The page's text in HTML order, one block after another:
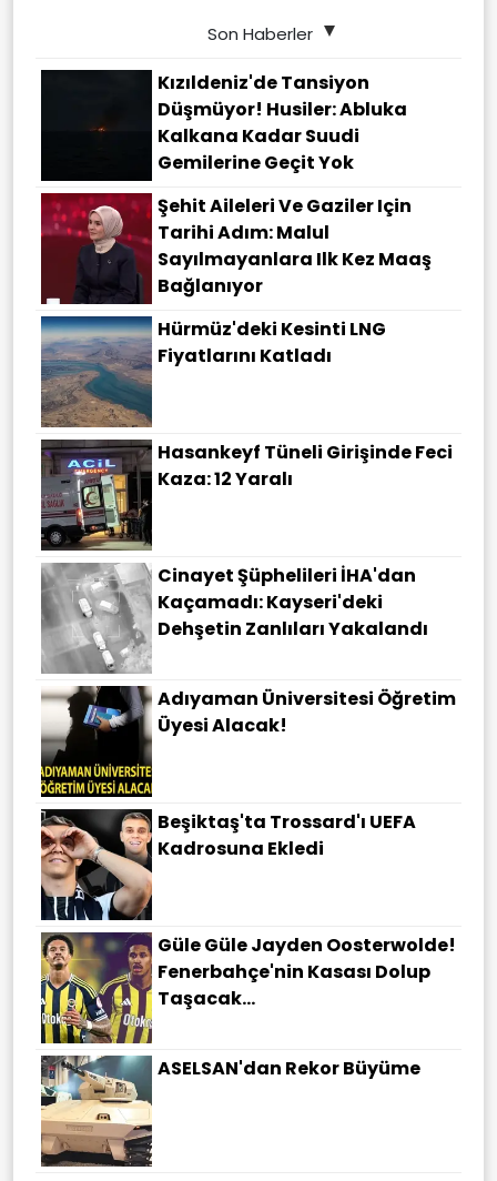
Son Haberler
Kızıldeniz'de Tansiyon
Düşmüyor! Husiler: Abluka
Kalkana Kadar Suudi
Gemilerine Geçit Yok
Şehit Aileleri Ve Gaziler Için
Tarihi Adım: Malul
Sayılmayanlara Ilk Kez Maaş
Bağlanıyor
Hürmüz'deki Kesinti LNG
Fiyatlarını Katladı
Hasankeyf Tüneli Girişinde Feci
Kaza: 12 Yaralı
Cinayet Şüphelileri İHA'dan
Kaçamadı: Kayseri'deki
Dehşetin Zanlıları Yakalandı
Adıyaman Üniversitesi Öğretim
Üyesi Alacak!
Beşiktaş'ta Trossard'ı UEFA
Kadrosuna Ekledi
Güle Güle Jayden Oosterwolde!
Fenerbahçe'nin Kasası Dolup
Taşacak...
ASELSAN'dan Rekor Büyüme